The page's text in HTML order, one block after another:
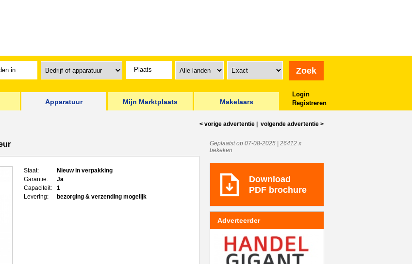
Apparatuur Mijn Marktplaats Makelaars
Login
Registreren
< vorige advertentie volgende advertentie >
Staat:
Nieuw in verpakking
Garantie:
Ja
Capaciteit:
1
Levering:
bezorging & verzending mogelijk
Geplaatst op 07-08-2025 | 26412 x
bekeken
Download
PDF brochure
Adverteerder